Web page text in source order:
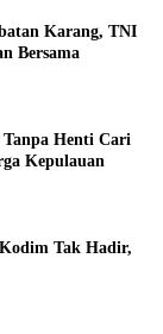
Karang, TNI
Bersama
Henti Cari
Kepulauan
Tak Hadir,